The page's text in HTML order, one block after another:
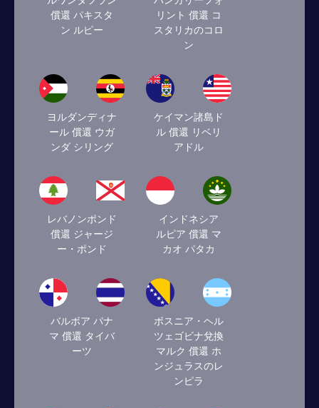
償還 パキスタ
ン ルピー
リント 償還 コ
スタリカのコロ
ン
ヨルダンディナ
ール 償還 ウガ
ンダ シリング
ケイマン諸島ド
ル 償還 リベリ
アドル
レバノンポンド
償還 ジャージ
ー・ポンド
インドネシア
ルピア 償還 マ
カオ パタカ
バルボア パナ
マ 償還 タイバ
ーツ
ボスニア・ヘル
ツェゴビナ兌換
マルク 償還 ホ
ンジュラスのレ
ンピラ